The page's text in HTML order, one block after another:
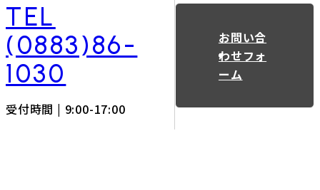
TEL
(0883)86-
1030
受付時間 | 9:00-17:00
お問い合
わせフォ
ーム